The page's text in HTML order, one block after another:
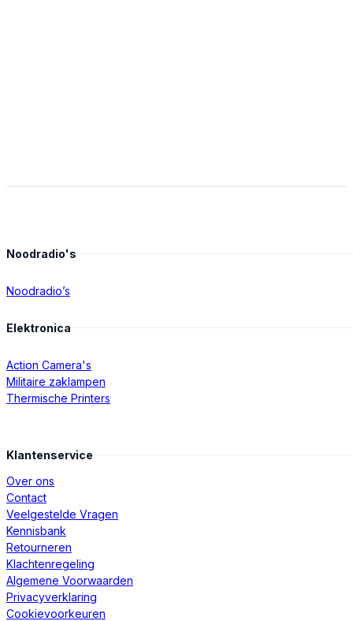
Noodradio's
Noodradio’s
Elektronica
Action Camera's
Militaire zaklampen
Thermische Printers
Klantenservice
Over ons
Contact
Veelgestelde Vragen
Kennisbank
Retourneren
Klachtenregeling
Algemene Voorwaarden
Privacyverklaring
Cookievoorkeuren